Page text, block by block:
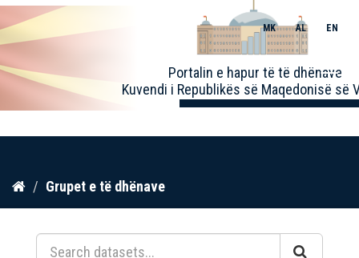
Kalo
përmbajtja
Portalin e hapur të të dhënave
Kuvendi i Republikës së Maqedonisë së
MK AL EN
Toggle
Grupet e të dhënave